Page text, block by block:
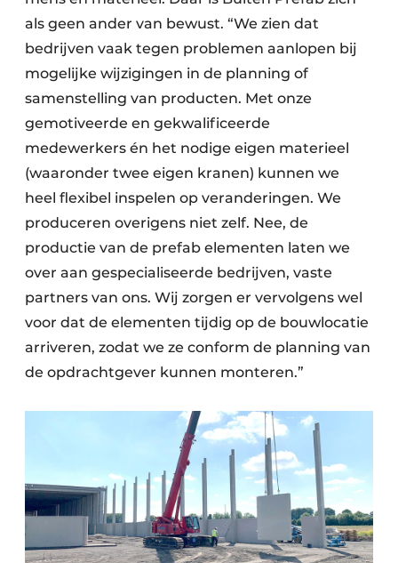
als geen ander van bewust. “We zien dat
bedrijven vaak tegen problemen aanlopen bij
mogelijke wijzigingen in de planning of
samenstelling van producten. Met onze
gemotiveerde en gekwalificeerde
medewerkers én het nodige eigen materieel
(waaronder twee eigen kranen) kunnen we
heel flexibel inspelen op veranderingen. We
produceren overigens niet zelf. Nee, de
productie van de prefab elementen laten we
over aan gespecialiseerde bedrijven, vaste
partners van ons. Wij zorgen er vervolgens wel
voor dat de elementen tijdig op de bouwlocatie
arriveren, zodat we ze conform de planning van
de opdrachtgever kunnen monteren.”